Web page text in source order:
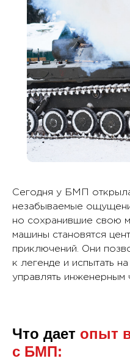
Сегодня у БМП
незабываемые
но сохранившие свою
машины становятся
приключений. Они
к легенде и испытать
управлять инженерным
Что дает опыт
с БМП: